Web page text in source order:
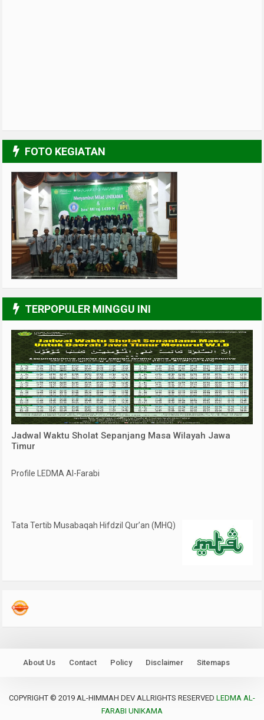
FOTO KEGIATAN
TERPOPULER MINGGU INI
Jadwal Waktu Sholat Sepanjang Masa Wilayah Jawa
Timur
Profile LEDMA Al-Farabi
Tata Tertib Musabaqah Hifdzil Qur’an (MHQ)
About Us Contact Policy Disclaimer Sitemaps
COPYRIGHT © 2019 AL-HIMMAH DEV ALLRIGHTS RESERVED LEDMA AL-
FARABI UNIKAMA